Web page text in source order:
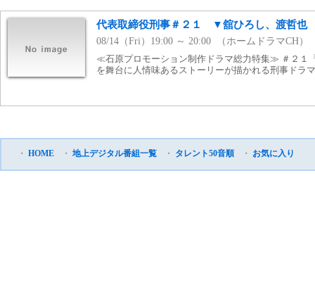
代表取締役刑事＃２１ ▼舘ひろし、渡哲也
08/14（Fri）19:00 ～ 20:00 （ホームドラマCH）
≪石原プロモーション制作ドラマ総力特集≫ ＃２１
を舞台に人情味あるストーリーが描かれる刑事ド
・ HOME ・ 地上デジタル番組一覧 ・ タレント50音順 ・ お気に入り